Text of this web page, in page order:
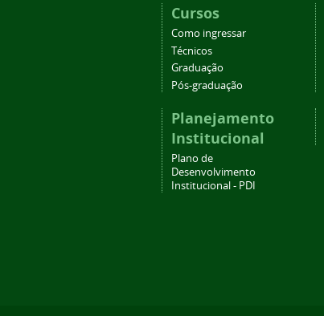
Cursos
Como ingressar
Técnicos
Graduação
Pós-graduação
Planejamento
Institucional
Plano de
Desenvolvimento
Institucional - PDI